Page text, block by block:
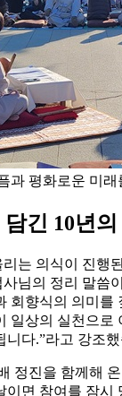
과 평화로운 미래
긴 10년의
는 의식이 진행
님의 정리 말씀
회향식의 의미를
일상의 실천으로
니다.”라고 강조
정진을 함께해
이면 참여를 잠시